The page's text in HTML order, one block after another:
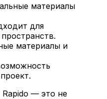
материалы
для
материалы и
Rapido — это не